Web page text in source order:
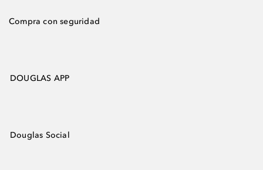
Compra con seguridad
DOUGLAS APP
Douglas Social